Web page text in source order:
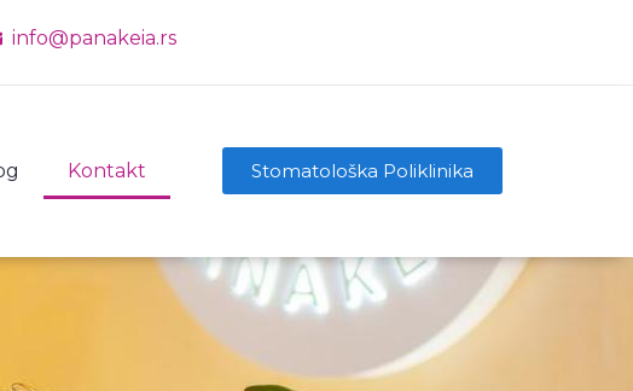
info@panakeia.rs
Kontakt Stomatološka Poliklinika